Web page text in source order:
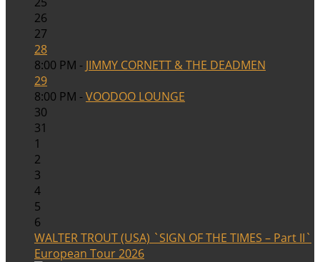
26
27
28
8:00 PM - JIMMY CORNETT & THE DEADMEN
29
8:00 PM -VOODOO LOUNGE
30
31
1
2
3
4
5
6
WALTER TROUT (USA) `SIGN OF THE TIMES – Part II`
European Tour 2026